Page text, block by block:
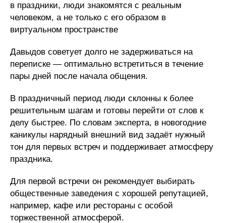
в праздники, люди знакомятся с реальным
человеком, а не только с его образом в
виртуальном пространстве
Давыдов советует долго не задерживаться на
переписке — оптимально встретиться в течение
пары дней после начала общения.
В праздничный период люди склонны к более
решительным шагам и готовы перейти от слов к
делу быстрее. По словам эксперта, в новогодние
каникулы нарядный внешний вид задаёт нужный
тон для первых встреч и поддерживает атмосферу
праздника.
Для первой встречи он рекомендует выбирать
общественные заведения с хорошей репутацией,
например, кафе или рестораны с особой
торжественной атмосферой.